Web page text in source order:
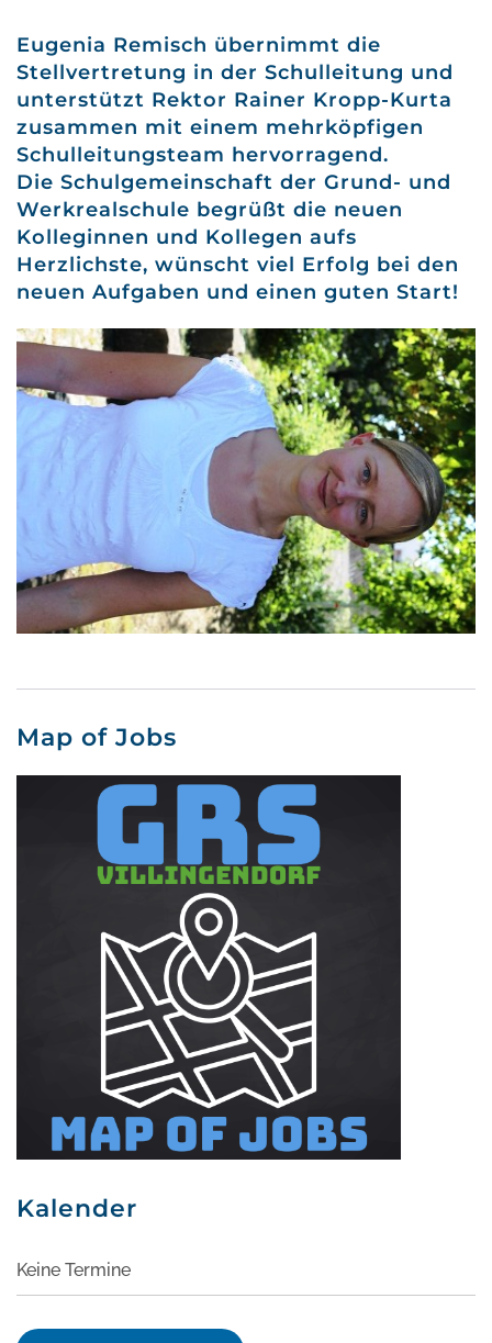
Eugenia Remisch übernimmt die
Stellvertretung in der Schulleitung und
unterstützt Rektor Rainer Kropp-Kurta
zusammen mit einem mehrköpfigen
Schulleitungsteam hervorragend.
Die Schulgemeinschaft der Grund- und
Werkrealschule begrüßt die neuen
Kolleginnen und Kollegen aufs
Herzlichste, wünscht viel Erfolg bei den
neuen Aufgaben und einen guten Start!
Map of Jobs
Kalender
Keine Termine